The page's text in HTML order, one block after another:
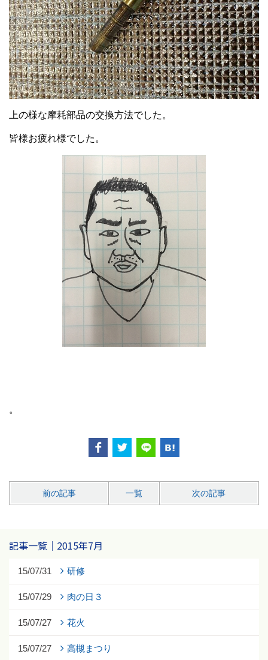
上の様な摩耗部品の交換方法でした。
皆様お疲れ様でした。
。
前の記事 一覧 次の記事
記事一覧｜2015年7月
15/07/31 研修
15/07/29 肉の日３
15/07/27 花火
15/07/27 高槻まつり